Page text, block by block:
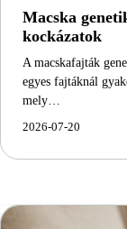
Macska
kockázatok
A macskafajták
egyes fajtáknál
mely…
2026-07-20